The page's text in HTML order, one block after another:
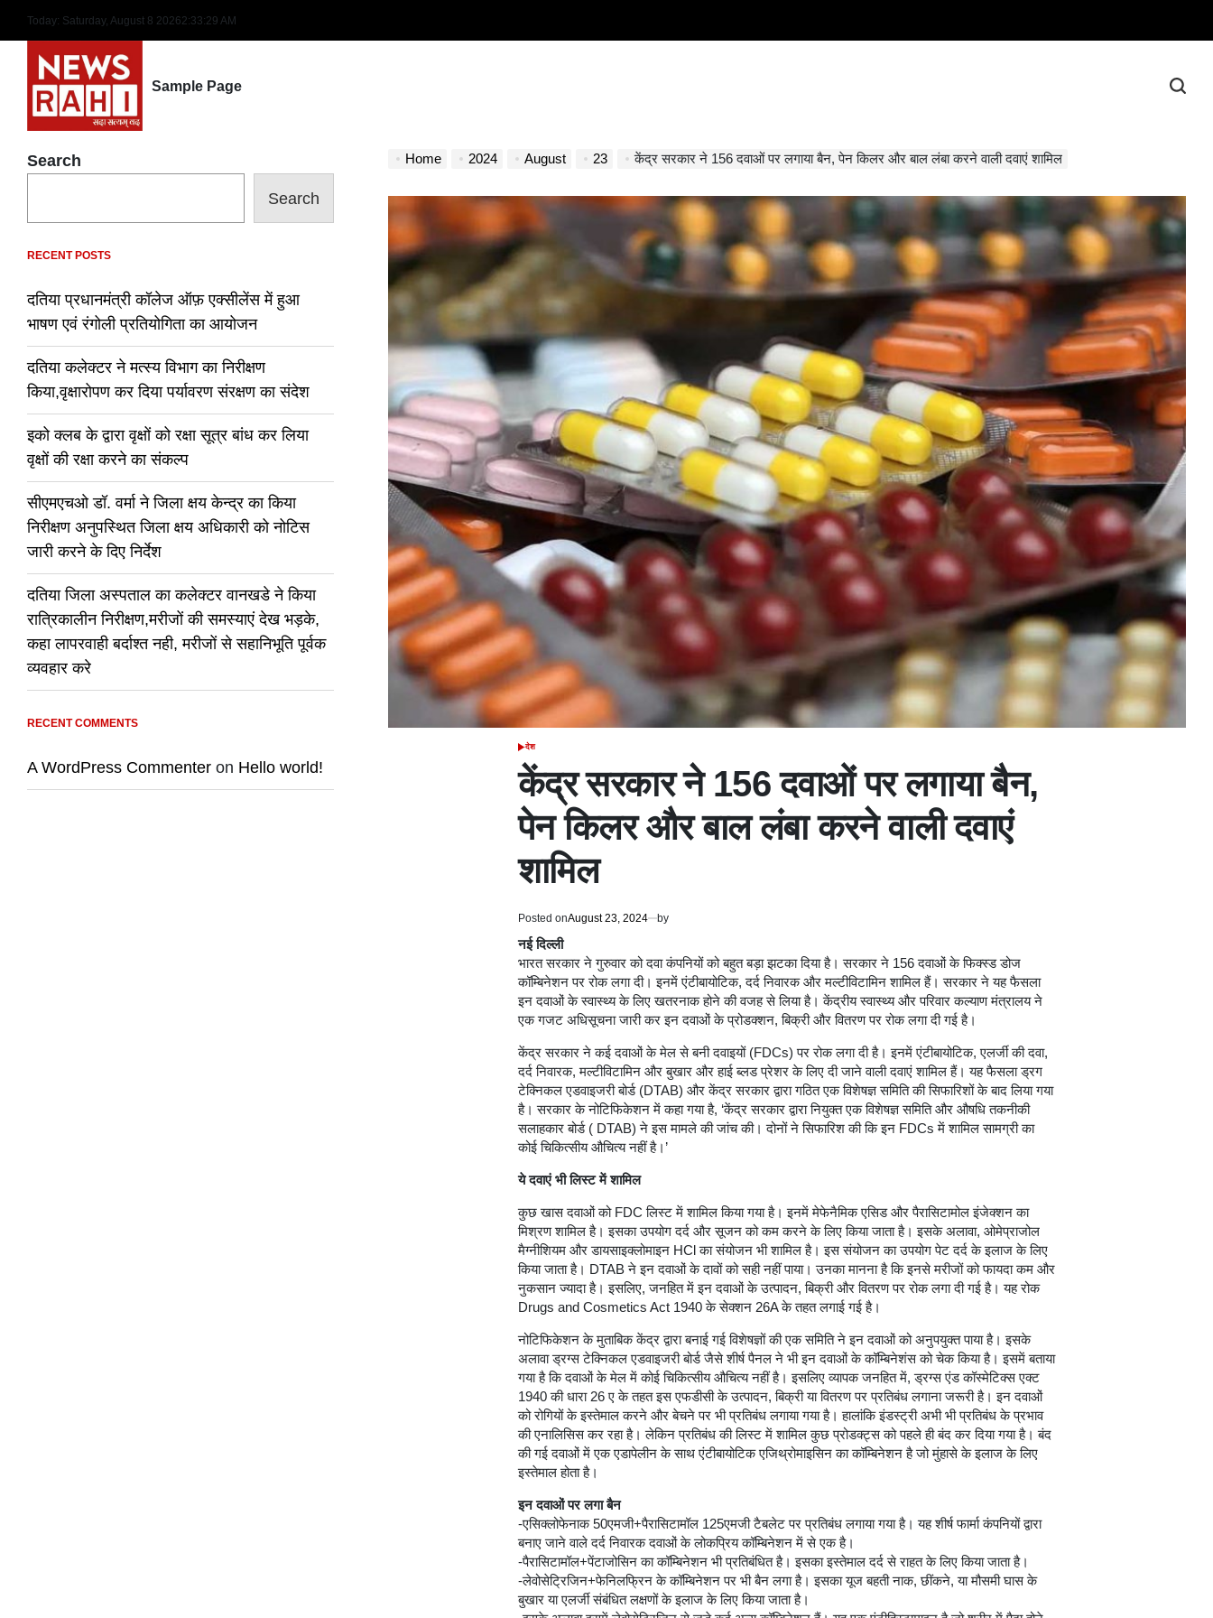
content
Today: Saturday, August 8 20262:33:30 AM
Sample Page
Home 2024 August 23 केंद्र सरकार ने 156 दवाओं पर लगाया बैन, पेन किलर और बाल लंबा करने वाली दवाएं शामिल
POSTED
IN
देश
केंद्र सरकार ने 156 दवाओं पर लगाया बैन,
पेन किलर और बाल लंबा करने वाली दवाएं
शामिल
Posted onAugust 23, 2024 by
नई दिल्ली
भारत सरकार ने गुरुवार को दवा कंपनियों को बहुत बड़ा झटका दिया है। सरकार ने 156 दवाओं के फिक्स्ड डोज
कॉम्बिनेशन पर रोक लगा दी। इनमें एंटीबायोटिक, दर्द निवारक और मल्टीविटामिन शामिल हैं। सरकार ने यह फैसला
इन दवाओं के स्वास्थ्य के लिए खतरनाक होने की वजह से लिया है। केंद्रीय स्वास्थ्य और परिवार कल्याण मंत्रालय ने
एक गजट अधिसूचना जारी कर इन दवाओं के प्रोडक्शन, बिक्री और वितरण पर रोक लगा दी गई है।
केंद्र सरकार ने कई दवाओं के मेल से बनी दवाइयों (FDCs) पर रोक लगा दी है। इनमें एंटीबायोटिक, एलर्जी की दवा,
दर्द निवारक, मल्टीविटामिन और बुखार और हाई ब्लड प्रेशर के लिए दी जाने वाली दवाएं शामिल हैं। यह फैसला ड्रग
टेक्निकल एडवाइजरी बोर्ड (DTAB) और केंद्र सरकार द्वारा गठित एक विशेषज्ञ समिति की सिफारिशों के बाद लिया गया
है। सरकार के नोटिफिकेशन में कहा गया है, ‘केंद्र सरकार द्वारा नियुक्त एक विशेषज्ञ समिति और औषधि तकनीकी
सलाहकार बोर्ड ( DTAB) ने इस मामले की जांच की। दोनों ने सिफारिश की कि इन FDCs में शामिल सामग्री का
कोई चिकित्सीय औचित्य नहीं है।’
ये दवाएं भी लिस्ट में शामिल
कुछ खास दवाओं को FDC लिस्ट में शामिल किया गया है। इनमें मेफेनैमिक एसिड और पैरासिटामोल इंजेक्शन का
मिश्रण शामिल है। इसका उपयोग दर्द और सूजन को कम करने के लिए किया जाता है। इसके अलावा, ओमेप्राजोल
मैग्नीशियम और डायसाइक्लोमाइन HCl का संयोजन भी शामिल है। इस संयोजन का उपयोग पेट दर्द के इलाज के लिए
किया जाता है। DTAB ने इन दवाओं के दावों को सही नहीं पाया। उनका मानना है कि इनसे मरीजों को फायदा कम और
नुकसान ज्यादा है। इसलिए, जनहित में इन दवाओं के उत्पादन, बिक्री और वितरण पर रोक लगा दी गई है। यह रोक
Drugs and Cosmetics Act 1940 के सेक्शन 26A के तहत लगाई गई है।
नोटिफिकेशन के मुताबिक केंद्र द्वारा बनाई गई विशेषज्ञों की एक समिति ने इन दवाओं को अनुपयुक्त पाया है। इसके
अलावा ड्रग्स टेक्निकल एडवाइजरी बोर्ड जैसे शीर्ष पैनल ने भी इन दवाओं के कॉम्बिनेशंस को चेक किया है। इसमें बताया
गया है कि दवाओं के मेल में कोई चिकित्सीय औचित्य नहीं है। इसलिए व्यापक जनहित में, ड्रग्स एंड कॉस्मेटिक्स एक्ट
1940 की धारा 26 ए के तहत इस एफडीसी के उत्पादन, बिक्री या वितरण पर प्रतिबंध लगाना जरूरी है। इन दवाओं
को रोगियों के इस्तेमाल करने और बेचने पर भी प्रतिबंध लगाया गया है। हालांकि इंडस्ट्री अभी भी प्रतिबंध के प्रभाव
की एनालिसिस कर रहा है। लेकिन प्रतिबंध की लिस्ट में शामिल कुछ प्रोडक्ट्स को पहले ही बंद कर दिया गया है। बंद
की गई दवाओं में एक एडापेलीन के साथ एंटीबायोटिक एजिथ्रोमाइसिन का कॉम्बिनेशन है जो मुंहासे के इलाज के लिए
इस्तेमाल होता है।
इन दवाओं पर लगा बैन
-एसिक्लोफेनाक 50एमजी+पैरासिटामॉल 125एमजी टैबलेट पर प्रतिबंध लगाया गया है। यह शीर्ष फार्मा कंपनियों द्वारा
बनाए जाने वाले दर्द निवारक दवाओं के लोकप्रिय कॉम्बिनेशन में से एक है।
-पैरासिटामॉल+पेंटाजोसिन का कॉम्बिनेशन भी प्रतिबंधित है। इसका इस्तेमाल दर्द से राहत के लिए किया जाता है।
-लेवोसेट्रिजिन+फेनिलफ्रिन के कॉम्बिनेशन पर भी बैन लगा है। इसका यूज बहती नाक, छींकने, या मौसमी घास के
बुखार या एलर्जी संबंधित लक्षणों के इलाज के लिए किया जाता है।
Search
Search
RECENT POSTS
दतिया प्रधानमंत्री कॉलेज ऑफ़ एक्सीलेंस में हुआ
भाषण एवं रंगोली प्रतियोगिता का आयोजन
दतिया कलेक्टर ने मत्स्य विभाग का निरीक्षण
किया,वृक्षारोपण कर दिया पर्यावरण संरक्षण का संदेश
इको क्लब के द्वारा वृक्षों को रक्षा सूत्र बांध कर लिया
वृक्षों की रक्षा करने का संकल्प
सीएमएचओ डॉ. वर्मा ने जिला क्षय केन्द्र का किया
निरीक्षण अनुपस्थित जिला क्षय अधिकारी को नोटिस
जारी करने के दिए निर्देश
दतिया जिला अस्पताल का कलेक्टर वानखडे ने किया
रात्रिकालीन निरीक्षण,मरीजों की समस्याएं देख भड़के,
कहा लापरवाही बर्दाश्त नही, मरीजों से सहानिभूति पूर्वक
व्यवहार करे
RECENT COMMENTS
A WordPress Commenter on Hello world!